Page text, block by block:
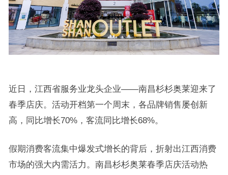
近日，江西省服务业龙头企业——南昌杉杉奥莱迎来了
春季店庆。活动开档第一个周末，各品牌销售屡创新
高，同比增长70%，客流同比增长68%。
假期消费客流集中爆发式增长的背后，折射出江西消费
市场的强大内需活力。南昌杉杉奥莱春季店庆活动热